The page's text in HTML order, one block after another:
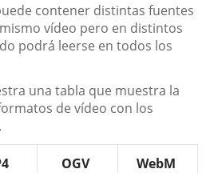
contener distintas fuentes
vídeo pero en distintos
podrá leerse en todos los
una tabla que muestra la
de vídeo con los
OGV WebM